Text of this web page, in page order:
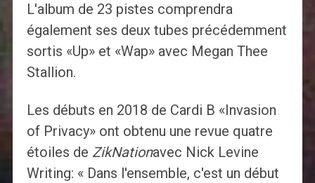
L'album de 23 pistes comprendra
également ses deux tubes précédemment
sortis «Up» et «Wap» avec Megan Thee
Stallion.
Les débuts en 2018 de Cardi B «Invasion
of Privacy» ont obtenu une revue quatre
étoiles de ZikNationavec Nick Levine
Writing: « Dans l'ensemble, c'est un début